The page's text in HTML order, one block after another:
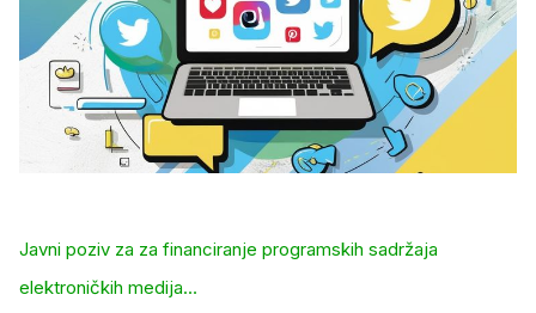
Javni poziv za za financiranje programskih sadržaja
elektroničkih medija…